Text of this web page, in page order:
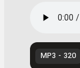
320 - MP3